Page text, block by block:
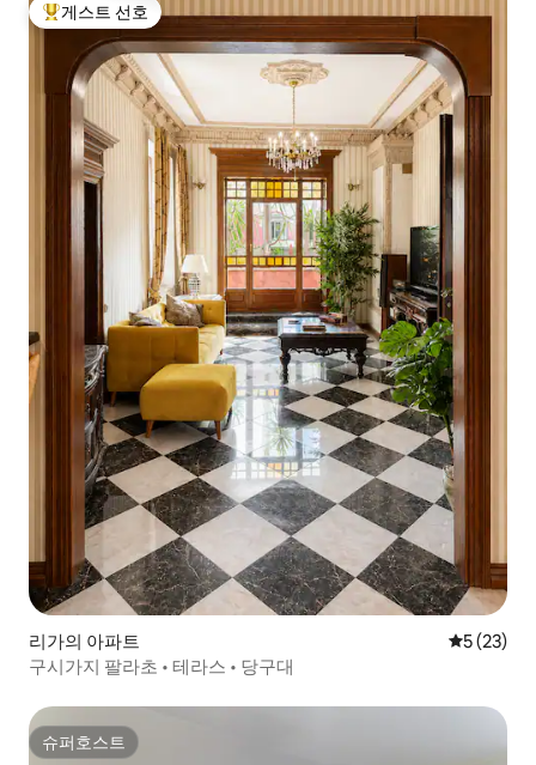
상위 게스트 선호
게스트 선호
리가의 아파트 평점 5점
5 (23)
구시가지 팔라초 • 테라스 • 당구대
슈퍼호스트
슈퍼호스트